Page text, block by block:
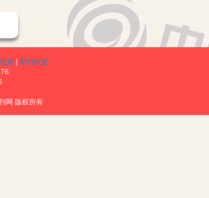
些名人名家，如文学家高尔基、伟大领袖毛泽东、
肯读书才能有较高的阅读能力，鼓励学生热爱书籍，从
。还是要多买书，买好书。当然，在这期间，环境
的生活和学习中让孩子的读书逐渐成为一种生活的常
接 | 期刊联盟
网 版权所有